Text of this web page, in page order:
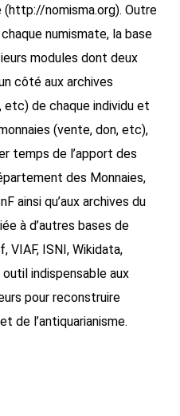
nomisma.org). Outre
numismate, la base
modules dont deux
côté aux archives
de chaque individu et
(vente, don, etc),
temps de l’apport des
des Monnaies,
ainsi qu’aux archives du
à d’autres bases de
VIAF, ISNI, Wikidata,
indispensable aux
pour reconstruire
de l’antiquarianisme.